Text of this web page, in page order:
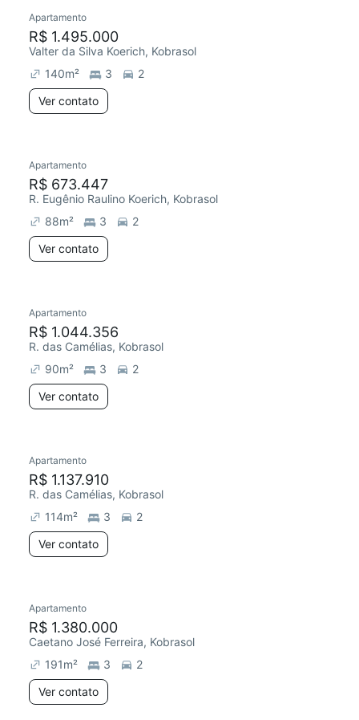
Apartamento
R$ 1.495.000
Valter da Silva Koerich, Kobrasol
140m² 3
2
Ver contato
Redecorar
Apartamento
R$ 673.447
R. Eugênio Raulino Koerich, Kobrasol
88m² 3
2
Ver contato
Redecorar
Apartamento
R$ 1.044.356
R. das Camélias, Kobrasol
90m² 3
2
Ver contato
Apartamento
R$ 1.137.910
R. das Camélias, Kobrasol
114m² 3
2
Ver contato
Apartamento
R$ 1.380.000
Caetano José Ferreira, Kobrasol
191m² 3
2
Ver contato